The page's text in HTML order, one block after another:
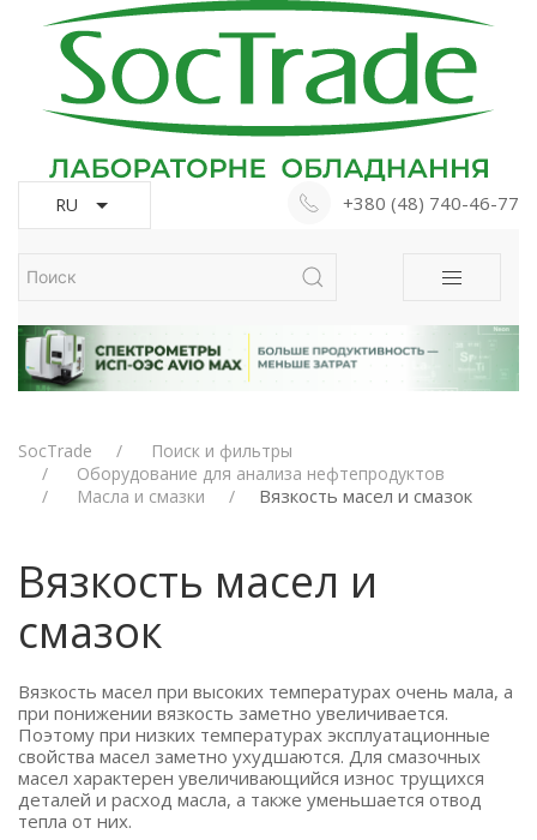
RU +380 (48) 740-46-77
SocTrade
Поиск и фильтры
Оборудование для анализа нефтепродуктов
Масла и смазки
Вязкость масел и смазок
Вязкость масел и
смазок
Вязкость масел при высоких температурах очень мала, а
при понижении вязкость заметно увеличивается.
Поэтому при низких температурах эксплуатационные
свойства масел заметно ухудшаются. Для смазочных
масел характерен увеличивающийся износ трущихся
деталей и расход масла, а также уменьшается отвод
тепла от них.